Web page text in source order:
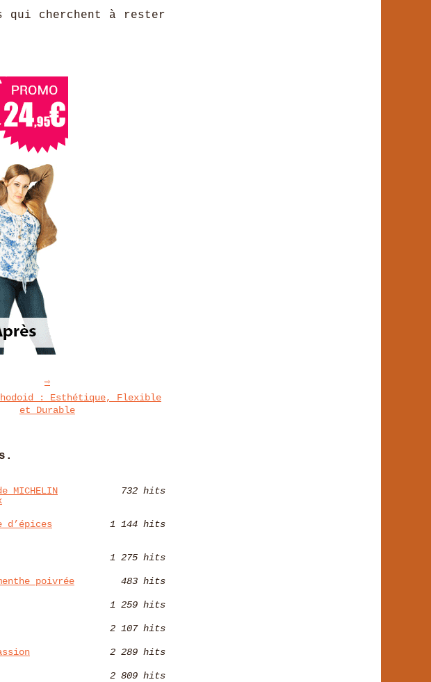
qui cherchent à rester
: Esthétique, Flexible
et Durable
732 hits
d’épices
1 144 hits
1 275 hits
poivrée 483 hits
1 259 hits
2 107 hits
2 289 hits
2 809 hits